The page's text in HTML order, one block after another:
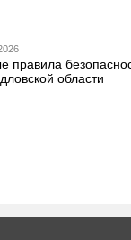
правила
области